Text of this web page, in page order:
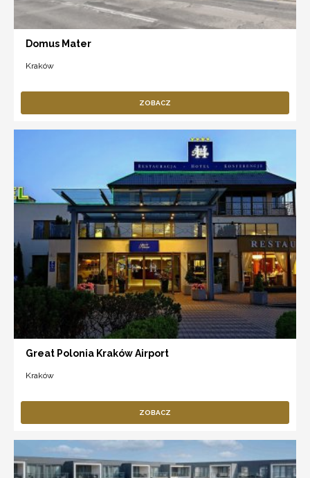
Domus Mater
Kraków
ZOBACZ
Great Polonia Kraków Airport
Kraków
ZOBACZ